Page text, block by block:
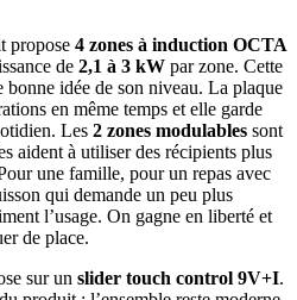
propose 4 zones à induction OCTA
de 2,1 à 3 kW par zone. Cette
bonne idée de son niveau. La plaque
en même temps et elle garde
Les 2 zones modulables sont
aident à utiliser des récipients plus
une famille, pour un repas avec
qui demande un peu plus
l’usage. On gagne en liberté et
de place.
sur un slider touch control 9V+I.